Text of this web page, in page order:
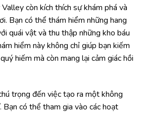
còn kích thích sự khám phá và
Bạn có thể thám hiểm những hang
quái vật và thu thập những kho báu
hiểm này không chỉ giúp bạn kiếm
hiếm mà còn mang lại cảm giác hồi
trọng đến việc tạo ra một không
Bạn có thể tham gia vào các hoạt